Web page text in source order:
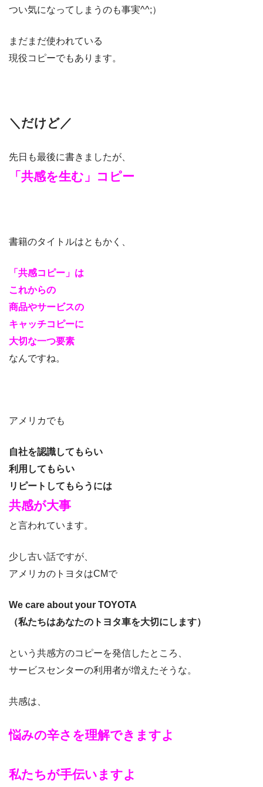
つい気になってしまうのも事実^^;）
まだまだ使われている
現役コピーでもあります。
＼だけど／
先日も最後に書きましたが、
「共感を生む」コピー
書籍のタイトルはともかく、
「共感コピー」は
これからの
商品やサービスの
キャッチコピーに
大切な一つ要素
なんですね。
アメリカでも
自社を認識してもらい
利用してもらい
リピートしてもらうには
共感が大事
と言われています。
少し古い話ですが、
アメリカのトヨタはCMで
We care about your TOYOTA
（私たちはあなたのトヨタ車を大切にします）
という共感方のコピーを発信したところ、
サービスセンターの利用者が増えたそうな。
共感は、
悩みの辛さを理解できますよ
私たちが手伝いますよ